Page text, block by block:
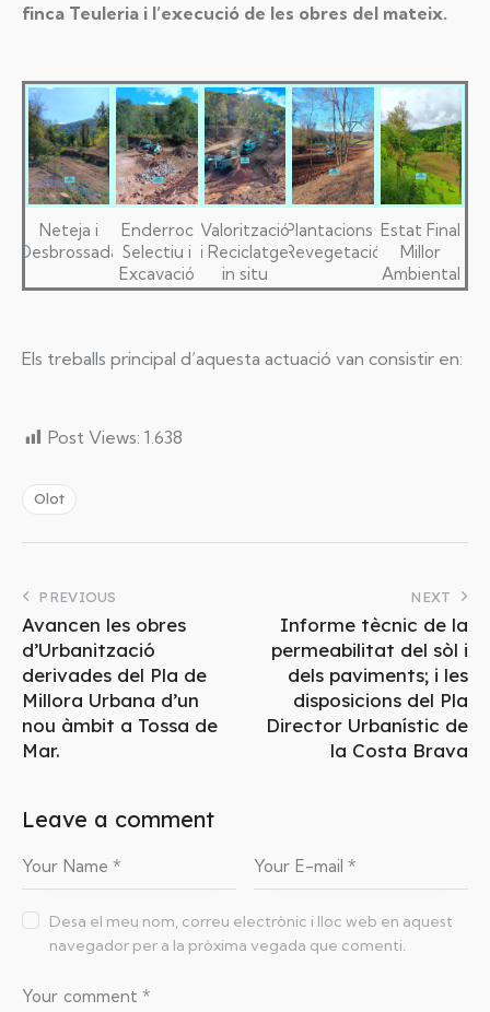
finca Teuleria i l’execució de les obres del mateix.
Neteja i
Desbrossada
Enderroc
Selectiu i
Excavació
Valorització
i Reciclatge
in situ
Plantacions i
Revegetació
Estat Final
Millor
Ambiental
Els treballs principal d’aquesta actuació van consistir en:
Post Views: 1.638
Olot
PREVIOUS
Avancen les obres
d’Urbanització
derivades del Pla de
Millora Urbana d’un
nou àmbit a Tossa de
Mar.
NEXT
Informe tècnic de la
permeabilitat del sòl i
dels paviments; i les
disposicions del Pla
Director Urbanístic de
la Costa Brava
Leave a comment
Desa el meu nom, correu electrònic i lloc web en aquest
navegador per a la pròxima vegada que comenti.